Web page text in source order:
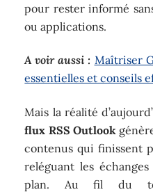
pour rester informé
ou applications.
A voir aussi : Maîtriser
essentielles et conseils
Mais la réalité
flux RSS Outlook
contenus qui finissent
reléguant les
plan. Au fil du